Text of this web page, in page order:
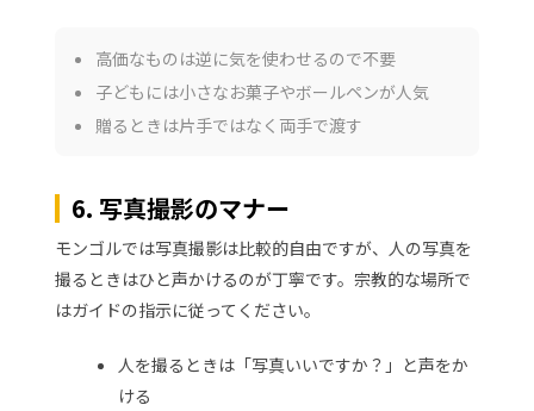
高価なものは逆に気を使わせるので不要
子どもには小さなお菓子やボールペンが人気
贈るときは片手ではなく両手で渡す
6. 写真撮影のマナー
モンゴルでは写真撮影は比較的自由ですが、人の写真を
撮るときはひと声かけるのが丁寧です。宗教的な場所で
はガイドの指示に従ってください。
人を撮るときは「写真いいですか？」と声をか
ける